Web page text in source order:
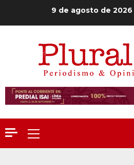
9 de agosto de 2026
Menú
principal